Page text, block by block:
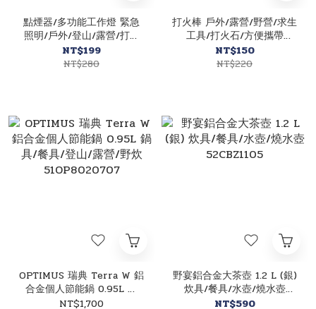
點煙器/多功能工作燈 緊急
照明/戶外/登山/露營/打火
機/小燈/攜帶型 82CBZ055
NT$199
NT$280
打火棒 戶外/露營/野營/求生
工具/打火石/方便攜帶
89CBZ0008
NT$150
NT$220
OPTIMUS 瑞典 Terra W 鋁
合金個人節能鍋 0.95L 鍋
具/餐具/登山/露營/野炊
NT$1,700
野宴鋁合金大茶壺 1.2 L (銀)
炊具/餐具/水壺/燒水壺
52CBZ1105
NT$590